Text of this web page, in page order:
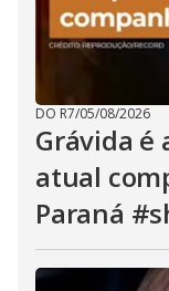
DO R7/05/08/2026
Grávida é
atual
Paraná